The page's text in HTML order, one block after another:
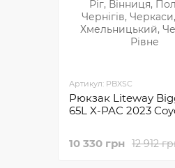
Артикул: PBXSC
Рюкзак Liteway
65L X-PAC 2023
12 912
10 330 грн